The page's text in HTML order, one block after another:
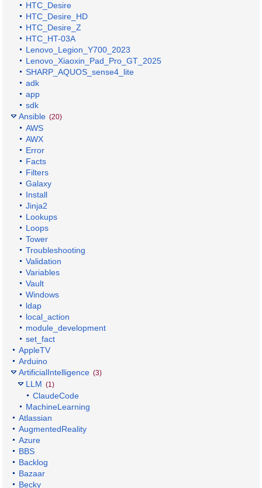
HTC_Desire
HTC_Desire_HD
HTC_Desire_Z
HTC_HT-03A
Lenovo_Legion_Y700_2023
Lenovo_Xiaoxin_Pad_Pro_GT_2025
SHARP_AQUOS_sense4_lite
adk
app
sdk
Ansible (20)
AWS
AWX
Error
Facts
Filters
Galaxy
Install
Jinja2
Lookups
Loops
Tower
Troubleshooting
Validation
Variables
Vault
Windows
ldap
local_action
module_development
set_fact
AppleTV
Arduino
ArtificialIntelligence (3)
LLM (1)
ClaudeCode
MachineLearning
Atlassian
AugmentedReality
Azure
BBS
Backlog
Bazaar
Becky